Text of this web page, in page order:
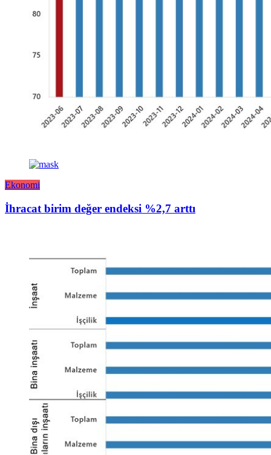
Ekonomi
İhracat birim değer endeksi %2,7 arttı